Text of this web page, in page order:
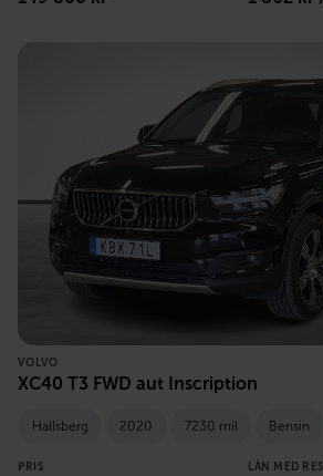
VOLVO
XC40 T3 FWD aut Inscription
Hallsberg 2020 7230 mil Bensin
PRIS LÅN MED